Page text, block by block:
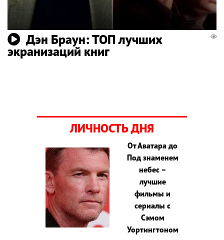
Дэн Браун: ТОП лучших
экранизаций книг
ЛИЧНОСТЬ ДНЯ
От Аватара до
Под знаменем
небес –
лучшие
фильмы и
сериалы с
Сэмом
Уортингтоном